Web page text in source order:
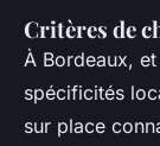
Critères de
À Bordeaux,
spécificités
sur place